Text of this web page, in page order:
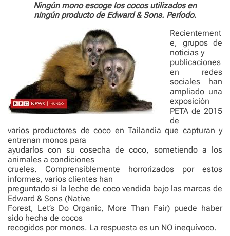
Ningún mono escoge los cocos utilizados en
ningún producto de Edward & Sons. Período.
Recientement
e, grupos de
noticias y
publicaciones
en redes
sociales han
ampliado una
exposición
PETA de 2015
de
varios productores de coco en Tailandia que capturan y
entrenan monos para
ayudarlos con su cosecha de coco, sometiendo a los
animales a condiciones
crueles. Comprensiblemente horrorizados por estos
informes, varios clientes han
preguntado si la leche de coco vendida bajo las marcas de
Edward & Sons (Native
Forest, Let’s Do Organic, More Than Fair) puede haber
sido hecha de cocos
recogidos por monos. La respuesta es un NO inequívoco.